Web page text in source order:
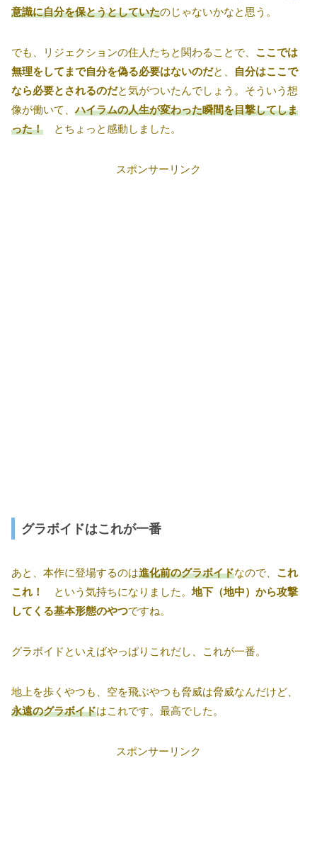
意識に自分を保とうとしていたのじゃないかなと思う。
でも、リジェクションの住人たちと関わることで、 ここでは
無理をしてまで自分を偽る必要はないのだと、
自分はここで
なら必要とされるのだと気がついたんでしょう。そういう想
像が働いて、ハイラムの人生が変わった瞬間を目撃してしま
った！ とちょっと感動しました。
スポンサーリンク
グラボイドはこれが一番
あと、本作に登場するのは進化前のグラボイドなので、 これ
これ！
という気持ちになりました。地下（地中）から攻撃
してくる基本形態のやつですね。
グラボイドといえばやっぱりこれだし、これが一番。
地上を歩くやつも、空を飛ぶやつも脅威は脅威なんだけど、
永遠のグラボイドはこれです。最高でした。
スポンサーリンク